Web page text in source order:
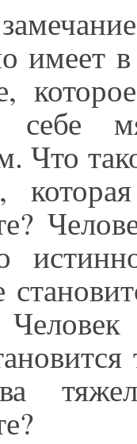
имеет
Что